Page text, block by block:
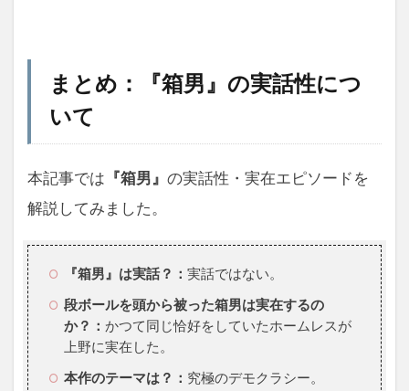
まとめ：『箱男』の実話性につ
いて
本記事では 『箱男』 の実話性・実在エピソードを
解説してみました。
『箱男 』 は実話？： 実話ではない。
段ボールを頭から被った箱男は実在するの
か？： かつて同じ恰好をしていたホームレスが
上野に実在した。
本作のテーマは？： 究極のデモクラシー。